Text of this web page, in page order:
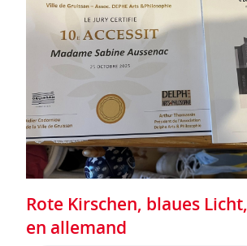
Rote Kirschen, blaues
en allemand